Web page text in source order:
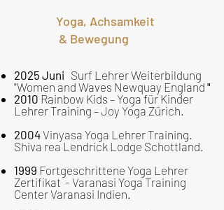
Yoga, Achsamkeit
& Bewegung
2025 Juni Surf Lehrer Weiterbildung
"Women and Waves Newquay England "
2010 Rainbow Kids – Yoga für Kinder
Lehrer Training – Joy Yoga Zürich.
2004Vinyasa Yoga Lehrer Training.
Shiva rea Lendrick Lodge Schottland.
1999 Fortgeschrittene Yoga Lehrer
Zertifikat - Varanasi Yoga Training
Center Varanasi Indien.